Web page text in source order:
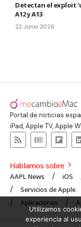
Detectan el exploit
A12 y A13
22 Junio 2026
Portal de noticias
iPad, Apple TV, Apple
Hablamos sobre
AAPL News iOS
Servicios de Apple
Aplicaciones
Utilizamos
experiencia al